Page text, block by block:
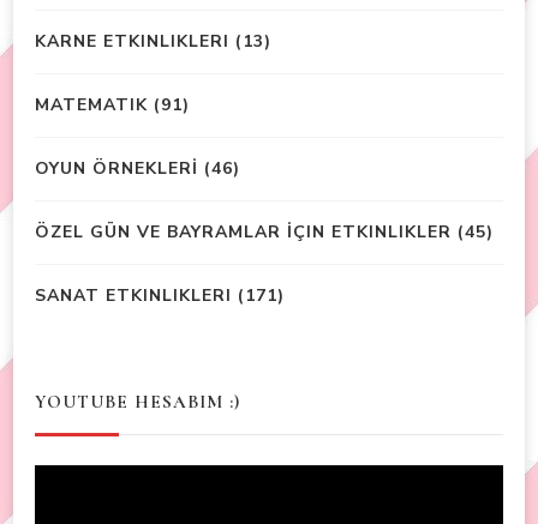
KARNE ETKINLIKLERI (13)
MATEMATIK (91)
OYUN ÖRNEKLERİ (46)
ÖZEL GÜN VE BAYRAMLAR İÇIN ETKINLIKLER (45)
SANAT ETKINLIKLERI (171)
YOUTUBE HESABIM :)